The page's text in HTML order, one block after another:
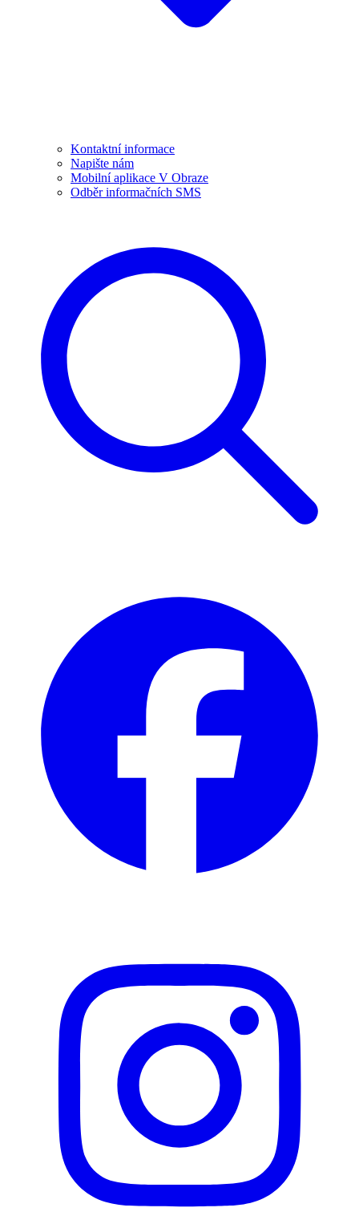
Kontaktní informace
Napište nám
Mobilní aplikace V Obraze
Odběr informačních SMS